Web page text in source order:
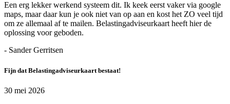
Een erg lekker werkend systeem dit. Ik keek eerst vaker via google
maps, maar daar kun je ook niet van op aan en kost het ZO veel tijd
om ze allemaal af te mailen. Belastingadviseurkaart heeft hier de
oplossing voor geboden.
- Sander Gerritsen
Fijn dat Belastingadviseurkaart bestaat!
30 mei 2026